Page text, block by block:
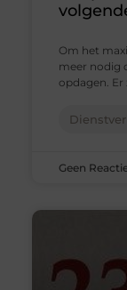
Om het
meer nodig
opdagen. Er
Geen